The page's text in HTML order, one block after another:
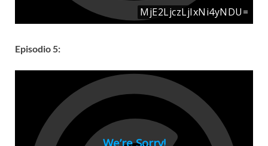
Episodio 5: